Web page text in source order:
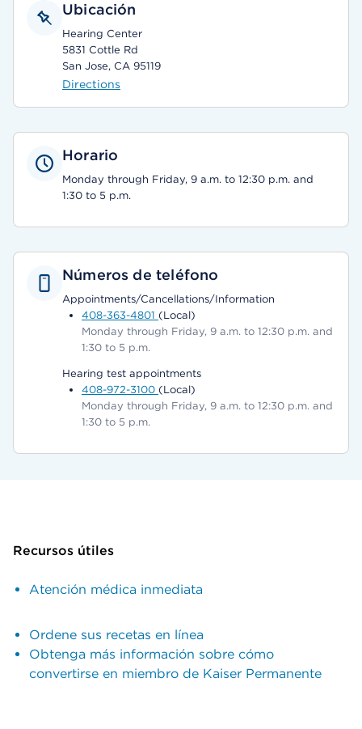
Ubicación
Hearing Center
5831 Cottle Rd
San Jose, CA 95119
Directions
Horario
Monday through Friday, 9 a.m. to 12:30 p.m. and
1:30 to 5 p.m.
Números de teléfono
Appointments/Cancellations/Information
408-363-4801 (Local)
Monday through Friday, 9 a.m. to 12:30 p.m. and
1:30 to 5 p.m.
Hearing test appointments
408-972-3100 (Local)
Monday through Friday, 9 a.m. to 12:30 p.m. and
1:30 to 5 p.m.
Recursos útiles
Atención médica inmediata
Ordene sus recetas en línea
Obtenga más información sobre cómo
convertirse en miembro de Kaiser Permanente